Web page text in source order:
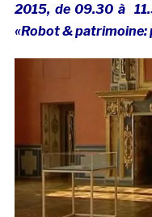
2015, de 09.30 à
«Robot & patrimoine: